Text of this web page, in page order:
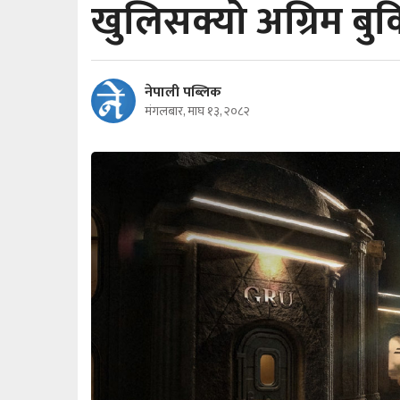
खुलिसक्यो अग्रिम
नेपाली पब्लिक
मंगलबार, माघ १३, २०८२